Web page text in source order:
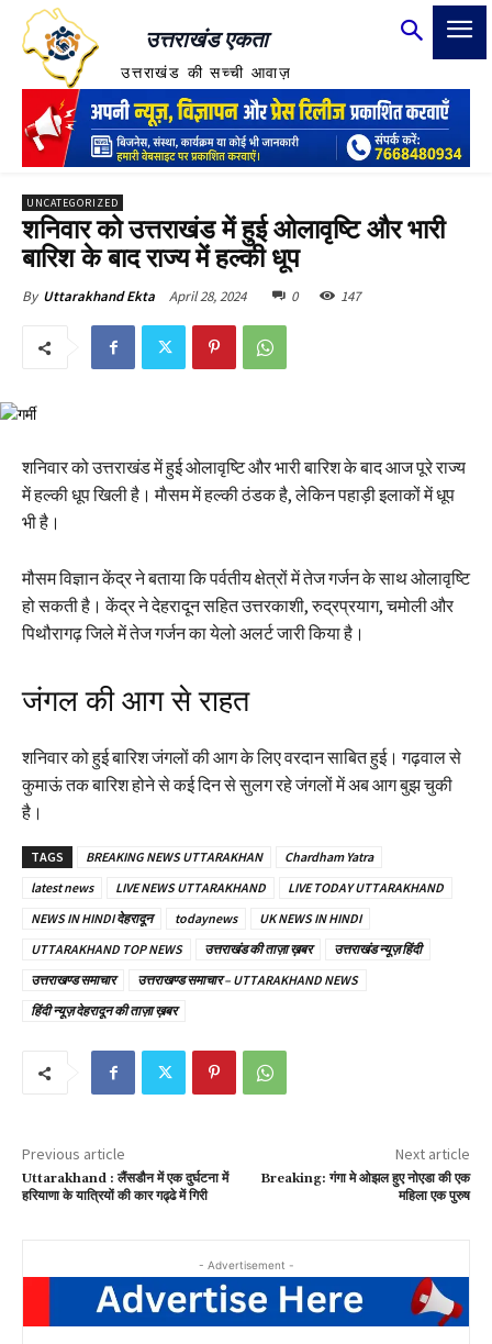
उत्तराखंड एकता
उत्तराखंड की सच्ची आवाज़
UNCATEGORIZED
शनिवार को उत्तराखंड में हुई ओलावृष्टि और भारी
बारिश के बाद राज्य में हल्की धूप
By Uttarakhand Ekta April 28, 2024 0 147
शनिवार को उत्तराखंड में हुई ओलावृष्टि और भारी बारिश के बाद आज पूरे राज्य
में हल्की धूप खिली है। माैसम में हल्की ठंडक है, लेकिन पहाड़ी इलाकों में धूप
भी है।
मौसम विज्ञान केंद्र ने बताया कि पर्वतीय क्षेत्रों में तेज गर्जन के साथ ओलावृष्टि
हो सकती है। केंद्र ने देहरादून सहित उत्तरकाशी, रुद्रप्रयाग, चमोली और
पिथौरागढ़ जिले में तेज गर्जन का येलो अलर्ट जारी किया है।
जंगल की आग से राहत
शनिवार को हुई बारिश जंगलों की आग के लिए वरदान साबित हुई। गढ़वाल से
कुमाऊं तक बारिश होने से कई दिन से सुलग रहे जंगलों में अब आग बुझ चुकी
है।
TAGS BREAKING NEWS UTTARAKHAN
Chardham Yatra
latest news
LIVE NEWS UTTARAKHAND
LIVE TODAY UTTARAKHAND
NEWS IN HINDI देहरादून
todaynews
UK NEWS IN HINDI
UTTARAKHAND TOP NEWS
उत्तराखंड की ताज़ा ख़बर
उत्तराखंड न्यूज़ हिंदी
उत्तराखण्ड समाचार
उत्तराखण्ड समाचार – UTTARAKHAND NEWS
हिंदी न्यूज़ देहरादून की ताज़ा ख़बर
Previous article
Uttarakhand : लैंसडौन में एक दुर्घटना में
हरियाणा के यात्रियों की कार गढ्ढे में गिरी
Next article
Breaking: गंगा मे ओझल हुए नोएडा की एक
महिला एक पुरुष
- Advertisement -